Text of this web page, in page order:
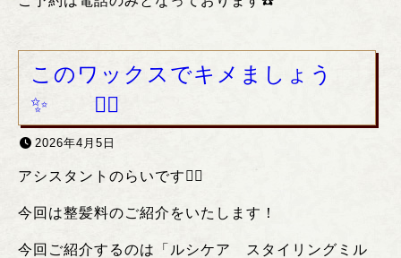
このワックスでキメましょう
✨ ❤️‍🔥
2026年4月5日
アシスタントのらいです❤️‍🔥
今回は整髪料のご紹介をいたします！
今回ご紹介するのは「ルシケア スタイリングミル